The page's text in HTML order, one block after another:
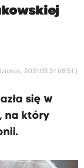
2021.05.31 08:51 )
się w
na który